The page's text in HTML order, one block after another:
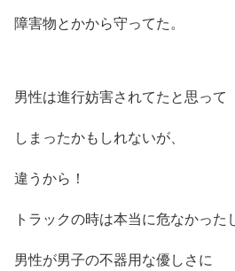
障害物とかから守ってた。
男性は進行妨害されてたと思って
しまったかもしれないが、
違うから！
トラックの時は本当に危なかった
男性が男子の不器用な優しさに